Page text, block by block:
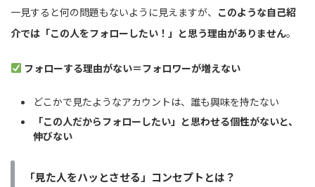
一見すると何の問題もないように見えますが、 このような自己紹
介では「この人をフォローしたい！」と思う理由がありません。
フォローする理由がない＝フォロワーが増えない
どこかで見たようなアカウントは、誰も興味を持たない
「この人だからフォローしたい」と思わせる個性がないと、
伸びない
「見た人をハッとさせる」コンセプトとは？